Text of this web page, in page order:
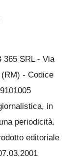
365 SRL - Via
- Codice
in
periodicità.
editoriale